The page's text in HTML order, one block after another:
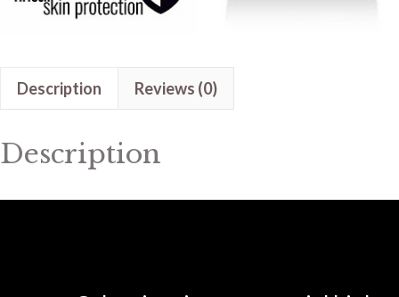
Description Reviews (0)
Description